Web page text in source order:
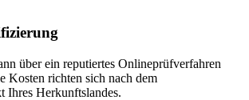
über ein reputiertes Onlineprüfverfahren
Kosten richten sich nach dem
Ihres Herkunftslandes.